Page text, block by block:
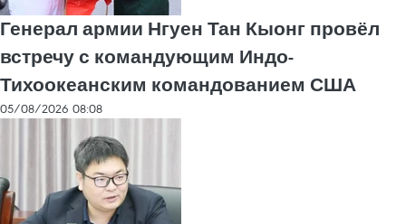
Генерал армии Нгуен Тан Кыонг провёл
встречу с командующим Индо-
Тихоокеанским командованием США
05/08/2026 08:08